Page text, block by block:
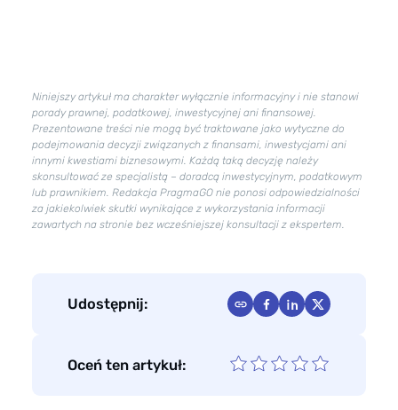
Niniejszy artykuł ma charakter wyłącznie informacyjny i nie stanowi
porady prawnej, podatkowej, inwestycyjnej ani finansowej.
Prezentowane treści nie mogą być traktowane jako wytyczne do
podejmowania decyzji związanych z finansami, inwestycjami ani
innymi kwestiami biznesowymi. Każdą taką decyzję należy
skonsultować ze specjalistą – doradcą inwestycyjnym, podatkowym
lub prawnikiem. Redakcja PragmaGO nie ponosi odpowiedzialności
za jakiekolwiek skutki wynikające z wykorzystania informacji
zawartych na stronie bez wcześniejszej konsultacji z ekspertem.
Udostępnij:
Oceń ten artykuł: